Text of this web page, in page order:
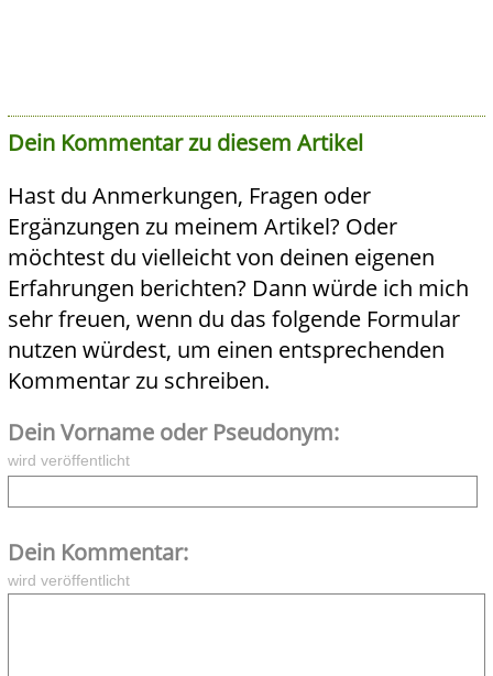
Dein Kommentar zu diesem Artikel
Hast du Anmerkungen, Fragen oder
Ergänzungen zu meinem Artikel? Oder
möchtest du vielleicht von deinen eigenen
Erfahrungen berichten? Dann würde ich mich
sehr freuen, wenn du das folgende Formular
nutzen würdest, um einen entsprechenden
Kommentar zu schreiben.
Dein Vorname oder Pseudonym:
wird veröffentlicht
Dein Kommentar:
wird veröffentlicht